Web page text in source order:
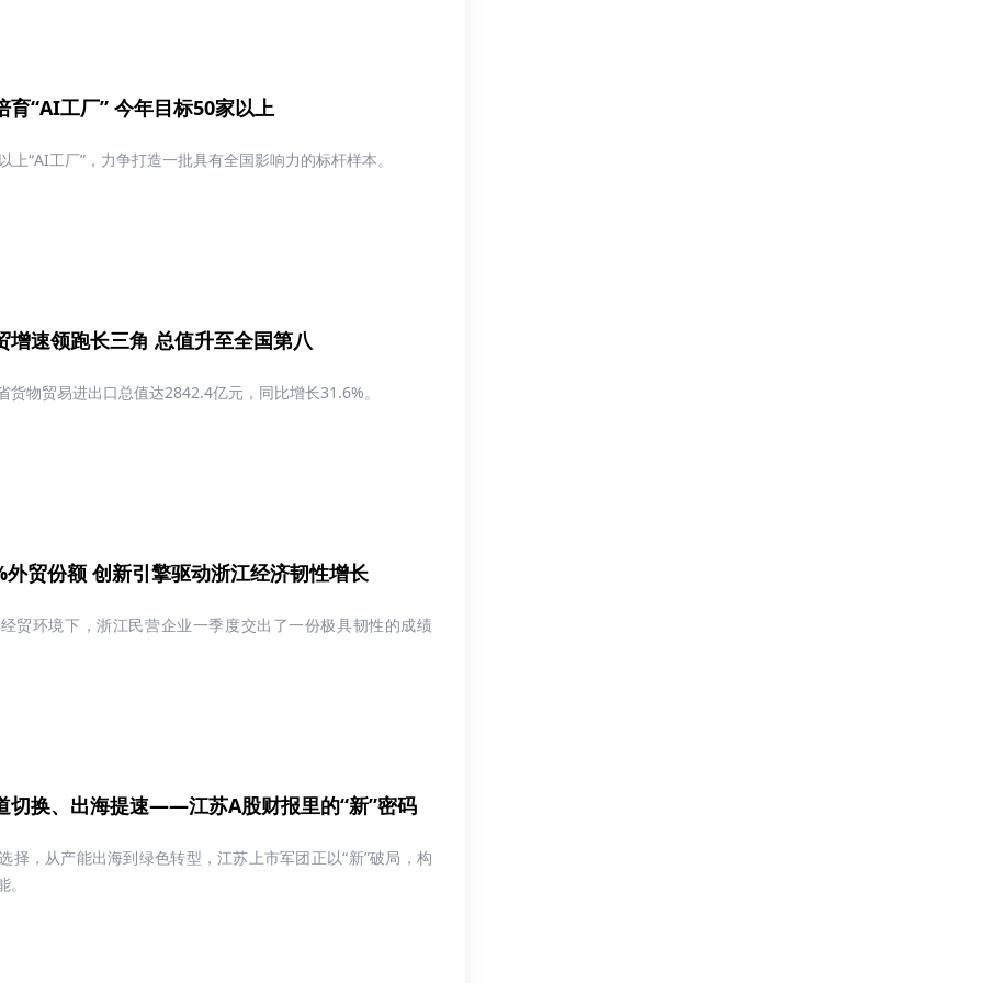
育“AI工厂” 今年目标50家以上
上“AI工厂”，力争打造一批具有全国影响力的标杆样本。
增速领跑长三角 总值升至全国第八
货物贸易进出口总值达2842.4亿元，同比增长31.6%。
外贸份额 创新引擎驱动浙江经济韧性增长
贸环境下，浙江民营企业一季度交出了一份极具韧性的成绩
切换、出海提速——江苏A股财报里的“新”密码
择，从产能出海到绿色转型，江苏上市军团正以“新”破局，构